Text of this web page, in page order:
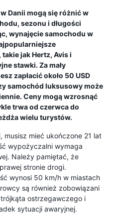
Danii mogą się różnić w
sezonu i długości
wynajęcie samochodu w
jak Hertz, Avis i
stawki. Za mały
zapłacić około 50 USD
samochód luksusowy może
Ceny mogą wzrosnąć
trwa od czerwca do
wielu turystów.
musisz mieć ukończone 21 lat
wypożyczalni wymaga
Należy pamiętać, że
stronie drogi.
wynosi 50 km/h w miastach
są również zobowiązani
ostrzegawczego i
sytuacji awaryjnej.